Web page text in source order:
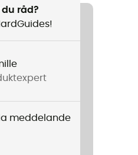
du råd?
meddelande